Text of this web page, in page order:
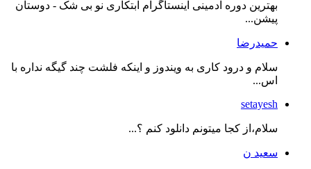
بهترین دوره ادمینی اینستاگرام ابتکاری نو بی شک - دوستان
پیشن...
حمیدرضا
سلام و درود کاری به ویندوز و اینکه فلشت چند گیگه نداره با
اس...
setayesh
سلام،از کجا میتونم دانلود کنم ؟...
سعید ن